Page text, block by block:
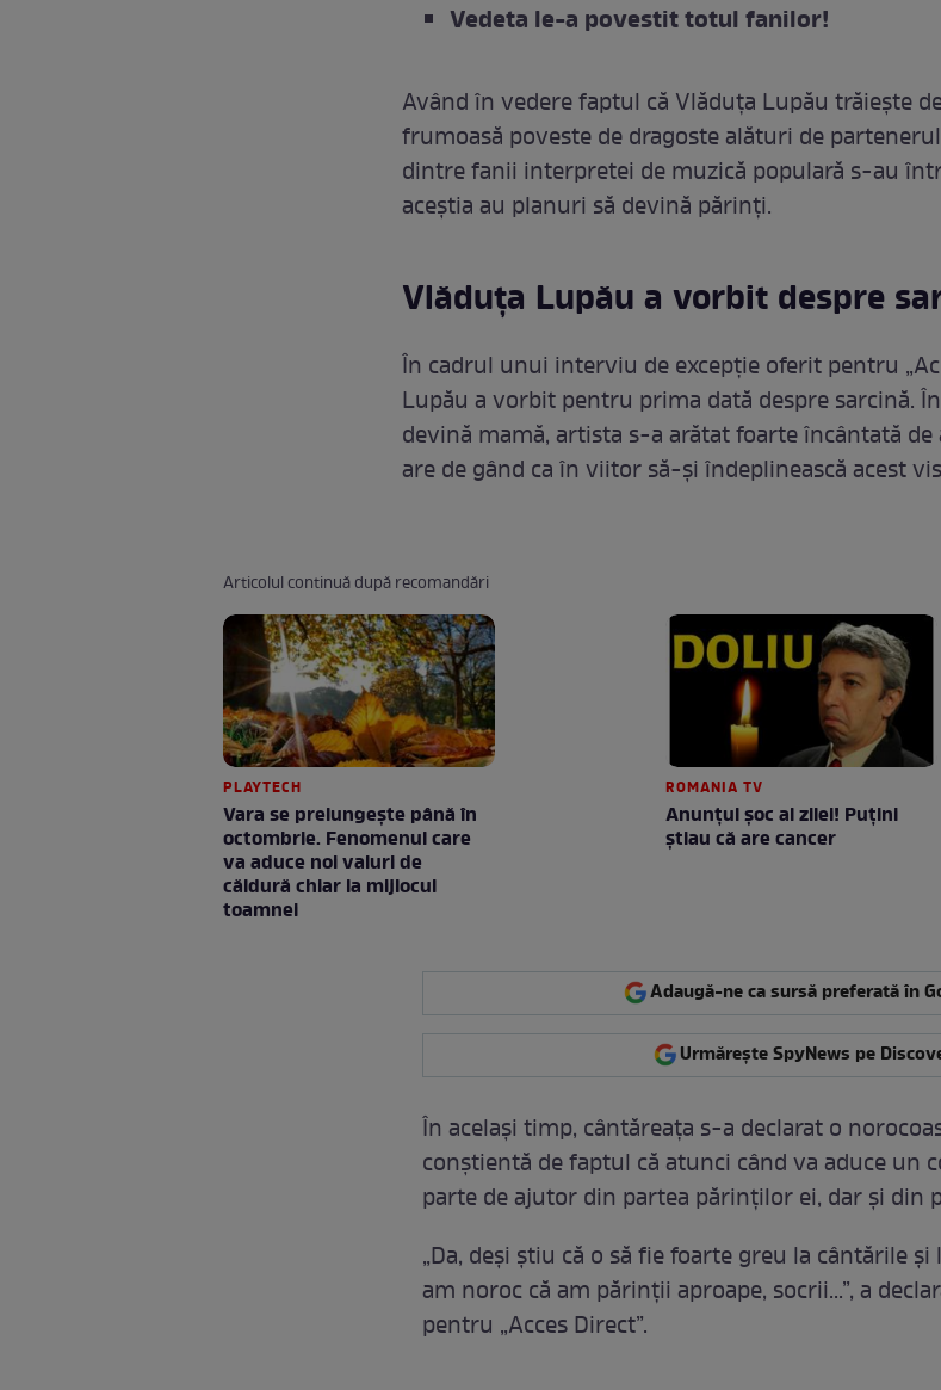
Vedeta le-a povestit totul fanilor!
Având în vedere faptul că Vlăduța Lupău trăiește
frumoasă poveste de dragoste alături de
dintre fanii interpretei de muzică populară s-au
aceștia au planuri să devină părinți.
Vlăduța Lupău a vorbit despre
În cadrul unui interviu de excepție oferit pentru
Lupău a vorbit pentru prima dată despre sarcină.
devină mamă, artista s-a arătat foarte încântată de
are de gând ca în viitor să-și îndeplinească acest
Articolul continuă după recomandări
PLAYTECH
Vara se prelungeşte până în
octombrie. Fenomenul care
va aduce noi valuri de
căldură chiar la mijlocul
toamnei
ROMANIA TV
Anunţul şoc al zilei! Puţini
ştiau că are cancer
Adaugă-ne ca sursă preferată în
Urmărește SpyNews pe
În același timp, cântăreața s-a declarat o
conștientă de faptul că atunci când va aduce un
parte de ajutor din partea părinților ei, dar și din
„Da, deși știu că o să fie foarte greu la cântările
am noroc că am părinții aproape, socrii...”, a
pentru „Acces Direct”.